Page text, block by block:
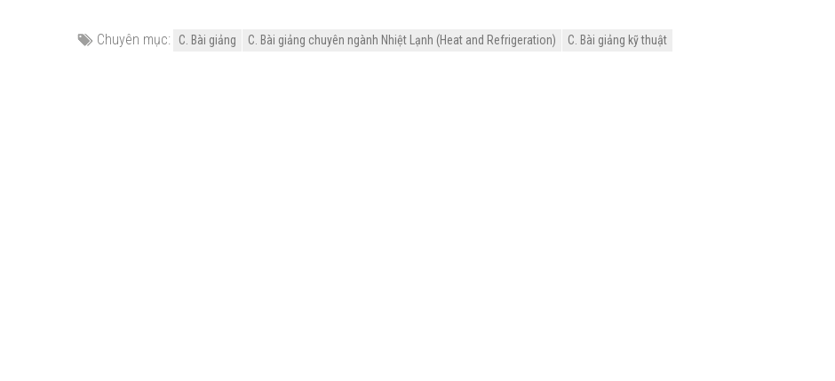
Chuyên mục: C. Bài giảng C. Bài giảng chuyên ngành Nhiệt Lạnh (Heat and Refrigeration) C. Bài giảng kỹ thuật